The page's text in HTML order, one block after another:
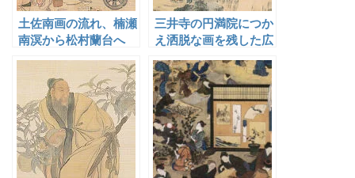
土佐南画の流れ、楠瀬
南溟から松村蘭台へ
三井寺の円満院につか
え洒脱な画を残した広
瀬柏園